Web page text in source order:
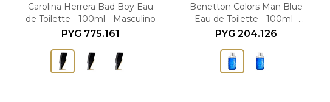
Carolina Herrera Bad Boy Eau
de Toilette - 100ml - Masculino
PYG 775.161
Benetton Colors Man Blue
Eau de Toilette - 100ml -
Masculino
PYG 204.126